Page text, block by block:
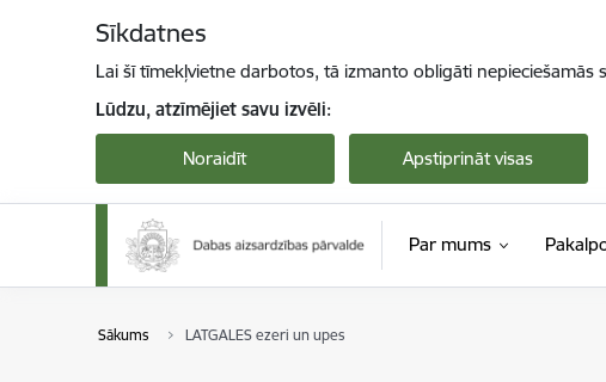
Sīkdatnes
Lai šī tīmekļvietne darbotos, tā izmanto obligāti
Lūdzu, atzīmējiet savu izvēli:
Noraidīt Apstiprināt visas
Par mums
Sākums LATGALES ezeri un upes